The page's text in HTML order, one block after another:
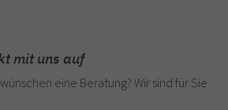
mit uns auf
eine Beratung? Wir sind für Sie